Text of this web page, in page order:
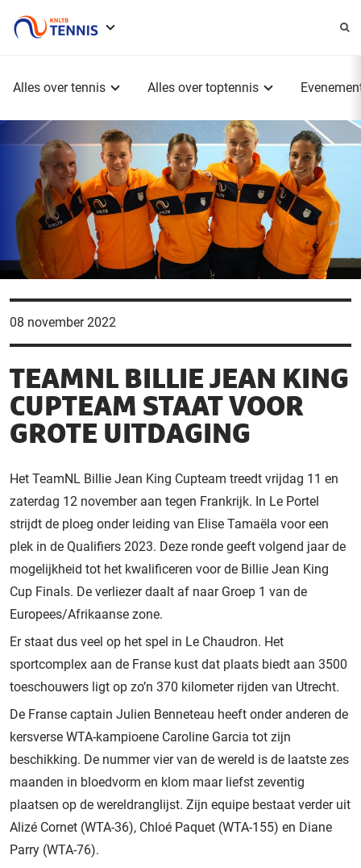
Alles over tennis Alles over toptennis
08 november 2022
TEAMNL BILLIE JEAN KING
CUPTEAM STAAT VOOR
GROTE UITDAGING
Het TeamNL Billie Jean King Cupteam treedt vrijdag 11 en
zaterdag 12 november aan tegen Frankrijk. In Le Portel
strijdt de ploeg onder leiding van Elise Tamaëla voor een
plek in de Qualifiers 2023. Deze ronde geeft volgend jaar de
mogelijkheid tot het kwalificeren voor de Billie Jean King
Cup Finals. De verliezer daalt af naar Groep 1 van de
Europees/Afrikaanse zone.
Er staat dus veel op het spel in Le Chaudron. Het
sportcomplex aan de Franse kust dat plaats biedt aan 3500
toeschouwers ligt op zo’n 370 kilometer rijden van Utrecht.
De Franse captain Julien Benneteau heeft onder anderen de
kersverse WTA-kampioene Caroline Garcia tot zijn
beschikking. De nummer vier van de wereld is de laatste zes
maanden in bloedvorm en klom maar liefst zeventig
plaatsen op de wereldranglijst. Zijn equipe bestaat verder uit
Alizé Cornet (WTA-36), Chloé Paquet (WTA-155) en Diane
Parry (WTA-76).